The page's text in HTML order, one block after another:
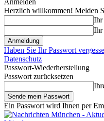
Anmelden
Herzlich willkommen! Melden
Ihr
Ihr
Haben Sie Ihr Passwort
Datenschutz
Passwort-Wiederherstellung
Passwort zurücksetzen
Ein Passwort wird Ihnen per